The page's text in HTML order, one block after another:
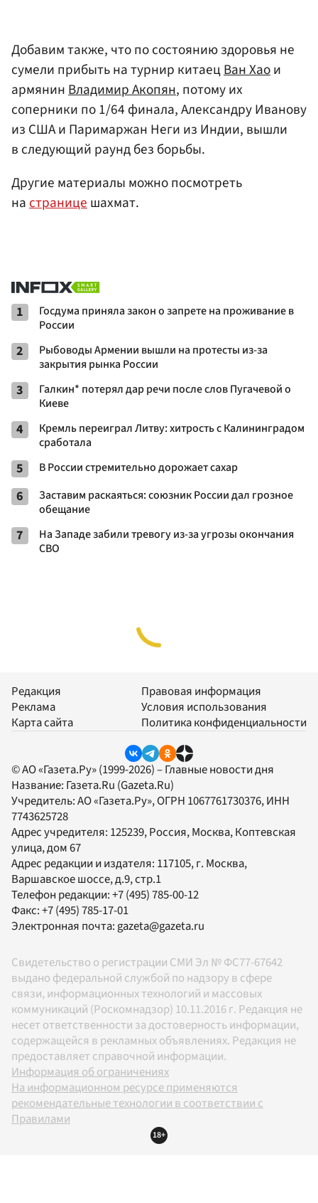
Добавим также, что по состоянию здоровья не
сумели прибыть на турнир китаецВан Хаои
армянинВладимир Акопян, потому их
соперники по 1/64 финала, Александру Иванову
из США и Паримаржан Неги из Индии, вышли
в следующий раунд без борьбы.
Другие материалы можно посмотреть
настраницешахмат.
1
Госдума приняла закон о запрете на проживание в
России
2
Рыбоводы Армении вышли на протесты из-за
закрытия рынка России
3
Галкин* потерял дар речи после слов Пугачевой о
Киеве
4
Кремль переиграл Литву: хитрость с Калининградом
сработала
5 В России стремительно дорожает сахар
6
Заставим раскаяться: союзник России дал грозное
обещание
7
На Западе забили тревогу из-за угрозы окончания
СВО
Редакция
Реклама
Карта сайта
Правовая информация
Условия использования
Политика конфиденциальности
© АО «Газета.Ру» (1999-2026) – Главные новости дня
Название: Газета.Ru (Gazeta.Ru)
Учредитель:АО «Газета.Ру», ОГРН 1067761730376, ИНН
7743625728
Адрес учредителя: 125239, Россия, Москва, Коптевская
улица, дом 67
Адрес редакции и издателя: 117105, г. Москва,
Варшавское шоссе, д.9, стр.1
Телефон редакции:+7 (495) 785-00-12
Факс:+7 (495) 785-17-01
Электронная почта:gazeta@gazeta.ru
Свидетельство о регистрации СМИ Эл № ФС77-67642
выдано федеральной службой по надзору в сфере
связи, информационных технологий и массовых
коммуникаций (Роскомнадзор) 10.11.2016 г. Редакция не
несет ответственности за достоверность информации,
содержащейся в рекламных объявлениях. Редакция не
предоставляет справочной информации.
Информация об ограничениях
На информационном ресурсе применяются
рекомендательные технологии в соответствии с
Правилами
18+